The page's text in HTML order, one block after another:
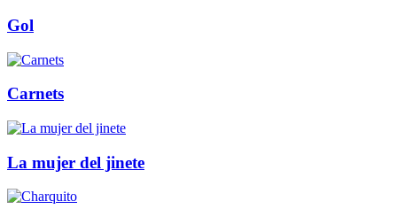
Gol
Carnets
La mujer del jinete